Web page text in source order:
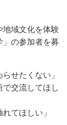
地域文化を体験
」の参加者を募
せたくない」
で交流してほし
てほしい」